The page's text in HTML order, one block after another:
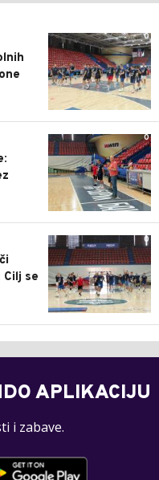
0
0
0
se
APLIKACIJU
i zabave.